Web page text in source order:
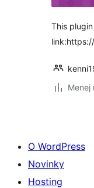
This
Menej
O WordPress
Novinky
Hosting